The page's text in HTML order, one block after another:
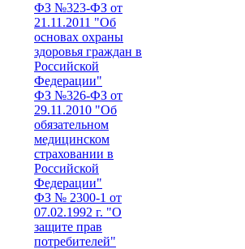
ФЗ №323-ФЗ от
21.11.2011 "Об
основах охраны
здоровья граждан в
Российской
Федерации"
ФЗ №326-ФЗ от
29.11.2010 "Об
обязательном
медицинском
страховании в
Российской
Федерации"
ФЗ № 2300-1 от
07.02.1992 г. "О
защите прав
потребителей"